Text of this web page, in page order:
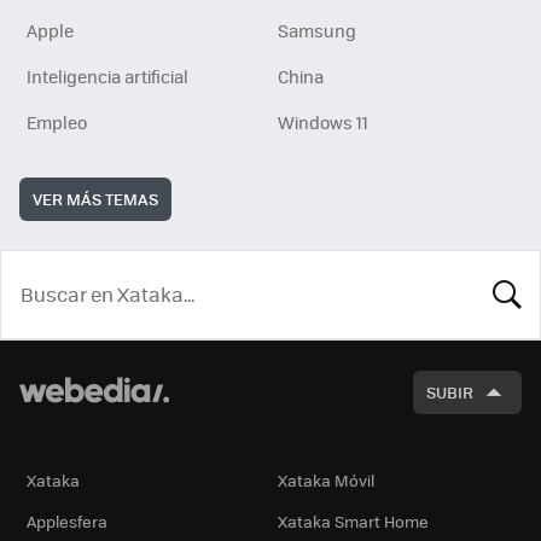
Apple
Samsung
Inteligencia artificial
China
Empleo
Windows 11
VER MÁS TEMAS
SUBIR
Xataka
Xataka Móvil
Applesfera
Xataka Smart Home